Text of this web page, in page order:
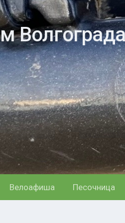
Волгограда
Велоафиша Песочница